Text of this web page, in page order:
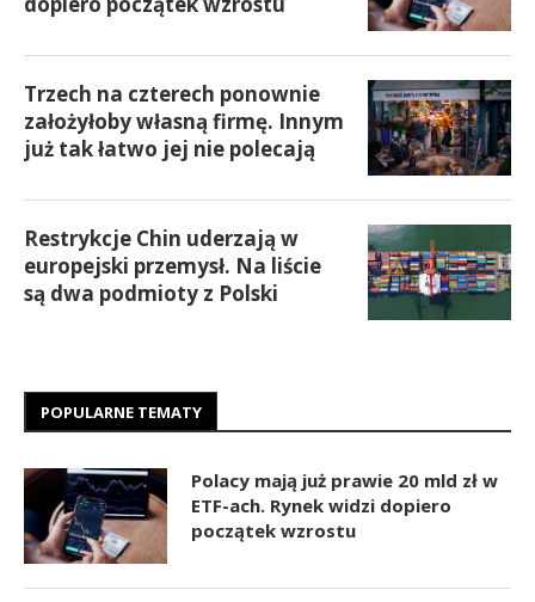
Trzech na czterech ponownie
założyłoby własną firmę. Innym
już tak łatwo jej nie polecają
Restrykcje Chin uderzają w
europejski przemysł. Na liście
są dwa podmioty z Polski
POPULARNE TEMATY
Polacy mają już prawie 20 mld zł w
ETF-ach. Rynek widzi dopiero
początek wzrostu